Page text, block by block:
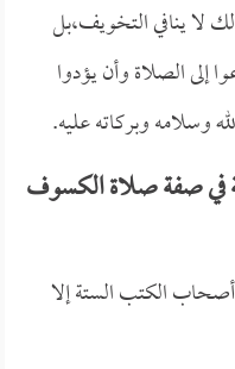
لا ينافي التخويف،بل
إلى الصلاة وأن يؤدوا
وسلامه وبركاته عليه.
في صفة صلاة الكسوف
الكتب الستة إلا